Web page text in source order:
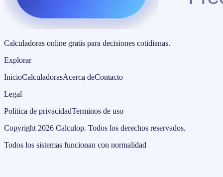
Calculadoras online gratis para decisiones cotidianas.
Explorar
InicioCalculadorasAcerca deContacto
Legal
Politica de privacidadTerminos de uso
Copyright 2026 Calculop. Todos los derechos reservados.
Todos los sistemas funcionan con normalidad